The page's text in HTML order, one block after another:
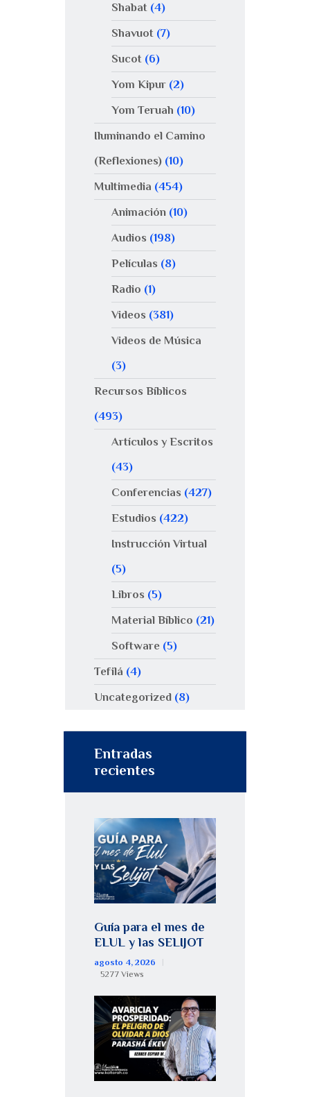
Shabat(4)
Shavuot(7)
Sucot(6)
Yom Kipur(2)
Yom Teruah (10)
Iluminando el Camino
(Reflexiones) (10)
Multimedia (454)
Animación(10)
Audios (198)
Películas (8)
Radio (1)
Videos (381)
Videos de Música
(3)
Recursos Bíblicos
(493)
Artículos y Escritos
(43)
Conferencias (427)
Estudios (422)
Instrucción Virtual
(5)
Libros (5)
Material Bíblico (21)
Software(5)
Tefilá (4)
Uncategorized (8)
Entradas
recientes
Guía para el mes de
ELUL y las SELIJOT
agosto 4, 2026
5277 Views